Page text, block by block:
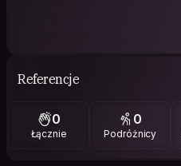
Referencje
0
Łącznie
0
Podróżnicy